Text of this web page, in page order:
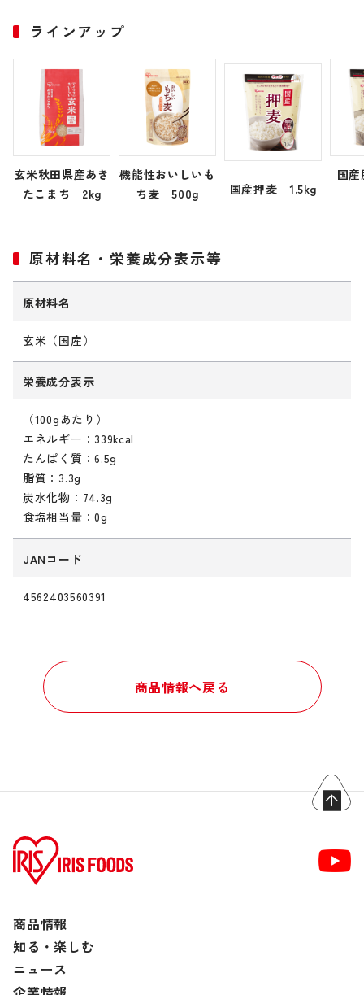
ラインアップ
玄米秋田県産あき
たこまち 2kg
機能性おいしいも
ち麦 500g
国産押麦 1.5kg
国
原材料名・栄養成分表示等
原材料名
玄米（国産）
栄養成分表示
（100gあたり）
エネルギー：339kcal
たんぱく質：6.5g
脂質：3.3g
炭水化物：74.3g
食塩相当量：0g
JANコード
4562403560391
商品情報へ戻る
商品情報
知る・楽しむ
ニュース